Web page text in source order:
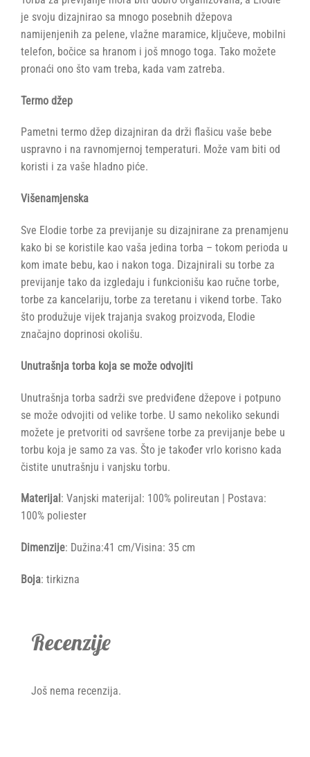
je svoju dizajnirao sa mnogo posebnih džepova
namijenjenih za pelene, vlažne maramice, ključeve, mobilni
telefon, bočice sa hranom i još mnogo toga. Tako možete
pronaći ono što vam treba, kada vam zatreba.
Termo džep
Pametni termo džep dizajniran da drži flašicu vaše bebe
uspravno i na ravnomjernoj temperaturi. Može vam biti od
koristi i za vaše hladno piće.
Višenamjenska
Sve Elodie torbe za previjanje su dizajnirane za prenamjenu
kako bi se koristile kao vaša jedina torba – tokom perioda u
kom imate bebu, kao i nakon toga. Dizajnirali su torbe za
previjanje tako da izgledaju i funkcionišu kao ručne torbe,
torbe za kancelariju, torbe za teretanu i vikend torbe. Tako
što produžuje vijek trajanja svakog proizvoda, Elodie
značajno doprinosi okolišu.
Unutrašnja torba koja se može odvojiti
Unutrašnja torba sadrži sve predviđene džepove i potpuno
se može odvojiti od velike torbe. U samo nekoliko sekundi
možete je pretvoriti od savršene torbe za previjanje bebe u
torbu koja je samo za vas. Što je također vrlo korisno kada
čistite unutrašnju i vanjsku torbu.
Materijal : Vanjski materijal: 100% polireutan | Postava:
100% poliester
Dimenzije: Dužina:41 cm/Visina: 35 cm
Boja: tirkizna
Recenzije
Još nema recenzija.